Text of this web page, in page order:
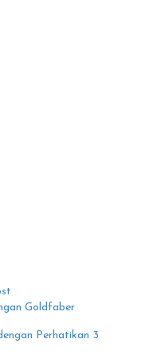
Goldfaber
Perhatikan 3